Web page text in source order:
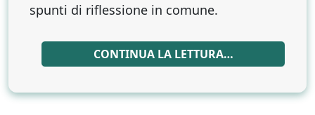
spunti di riflessione in comune.
CONTINUA LA LETTURA…